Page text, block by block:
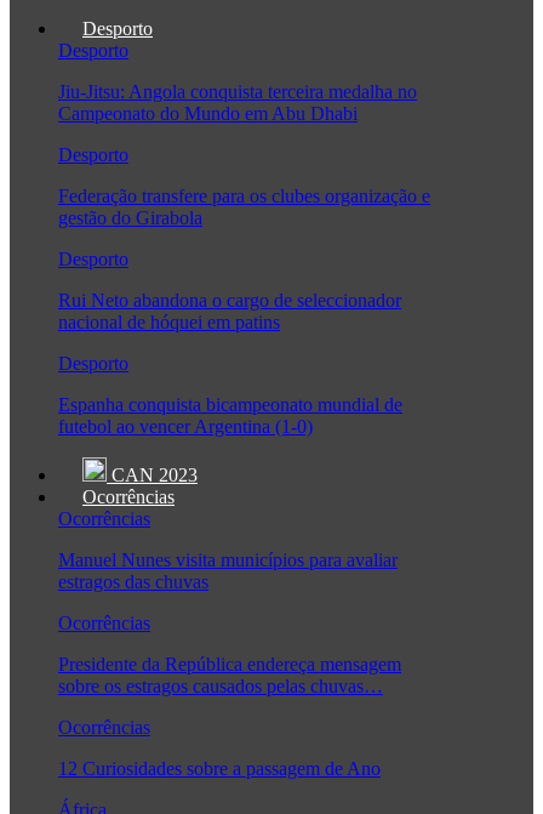
Desporto
Desporto
Jiu-Jitsu: Angola conquista terceira medalha no
Campeonato do Mundo em Abu Dhabi
Desporto
Federação transfere para os clubes organização e
gestão do Girabola
Desporto
Rui Neto abandona o cargo de seleccionador
nacional de hóquei em patins
Desporto
Espanha conquista bicampeonato mundial de
futebol ao vencer Argentina (1-0)
CAN 2023
Ocorrências
Ocorrências
Manuel Nunes visita municípios para avaliar
estragos das chuvas
Ocorrências
Presidente da República endereça mensagem
sobre os estragos causados pelas chuvas…
Ocorrências
12 Curiosidades sobre a passagem de Ano
África